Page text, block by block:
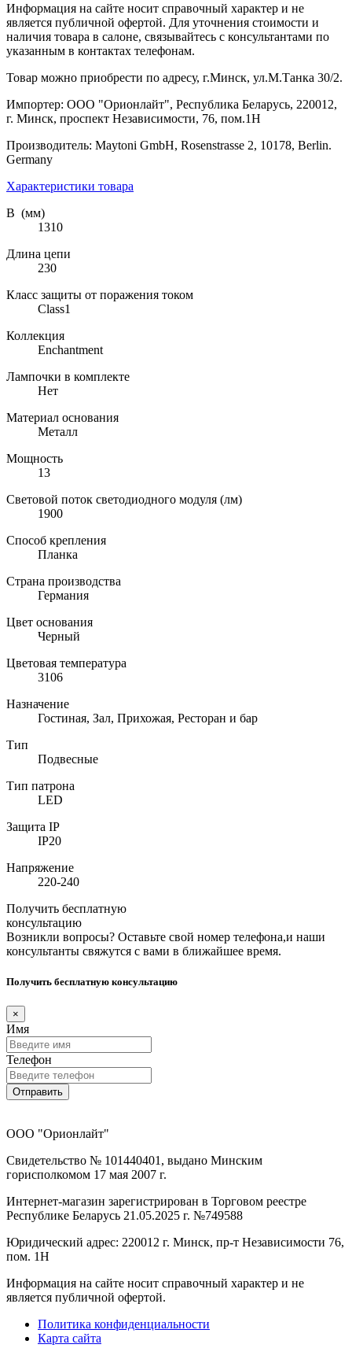
Информация на сайте носит справочный характер и не
является публичной офертой. Для уточнения стоимости и
наличия товара в салоне, связывайтесь с консультантами по
указанным в контактах телефонам.
Товар можно приобрести по адресу, г.Минск, ул.М.Танка 30/2.
Импортер: ООО "Орионлайт", Республика Беларусь, 220012,
г. Минск, проспект Независимости, 76, пом.1Н
Производитель: Maytoni GmbH, Rosenstrasse 2, 10178, Berlin.
Germany
Характеристики товара
В (мм)
1310
Длина цепи
230
Класс защиты от поражения током
Class1
Коллекция
Enchantment
Лампочки в комплекте
Нет
Материал основания
Металл
Мощность
13
Световой поток светодиодного модуля (лм)
1900
Способ крепления
Планка
Страна производства
Германия
Цвет основания
Черный
Цветовая температура
3106
Назначение
Гостиная, Зал, Прихожая, Ресторан и бар
Тип
Подвесные
Тип патрона
LED
Защита IP
IP20
Напряжение
220-240
Получить бесплатную
консультацию
Возникли вопросы? Оставьте свой номер телефона,и наши
консультанты свяжутся с вами в ближайшее время.
Получить бесплатную консультацию
×
Имя
Телефон
Отправить
ООО "Орионлайт"
Свидетельство № 101440401, выдано Минским
горисполкомом 17 мая 2007 г.
Интернет-магазин зарегистрирован в Торговом реестре
Республике Беларусь 21.05.2025 г. №749588
Юридический адрес: 220012 г. Минск, пр-т Независимости 76,
пом. 1Н
Информация на сайте носит справочный характер и не
является публичной офертой.
Политика конфиденциальности
Карта сайта